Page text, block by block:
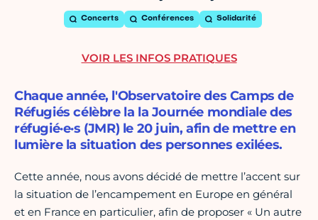
Concerts Conférences Solidarité
Chaque année, l'Observatoire des Camps de
Réfugiés célèbre la la Journée mondiale des
réfugié·e·s (JMR) le 20 juin, afin de mettre en
lumière la situation des personnes exilées.
Cette année, nous avons décidé de mettre l’accent sur
la situation de l’encampement en Europe en général
et en France en particulier, afin de proposer « Un autre
VOIR LES INFOS PRATIQUES